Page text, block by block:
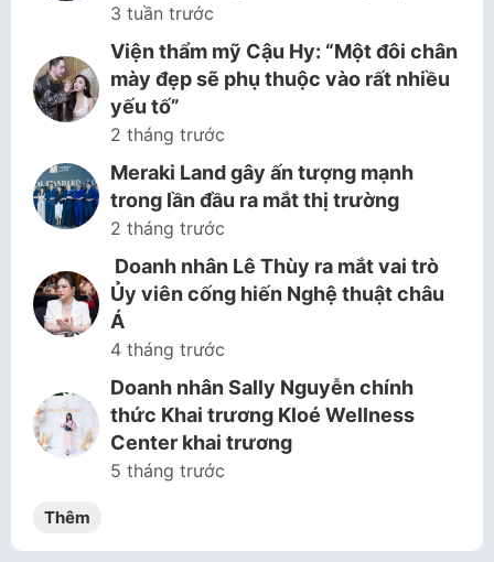
3 tuần trước
Viện thẩm mỹ Cậu Hy: “Một đôi chân
mày đẹp sẽ phụ thuộc vào rất nhiều
yếu tố”
2 tháng trước
Meraki Land gây ấn tượng mạnh
trong lần đầu ra mắt thị trường
2 tháng trước
Doanh nhân Lê Thùy ra mắt vai trò
Ủy viên cống hiến Nghệ thuật châu
Á
4 tháng trước
Doanh nhân Sally Nguyễn chính
thức Khai trương Kloé Wellness
Center khai trương
5 tháng trước
Thêm